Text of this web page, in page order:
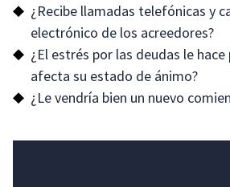
¿Recibe llamadas telefónicas y
electrónico de los acreedores?
¿El estrés por las deudas le
afecta su estado de ánimo?
¿Le vendría bien un nuevo